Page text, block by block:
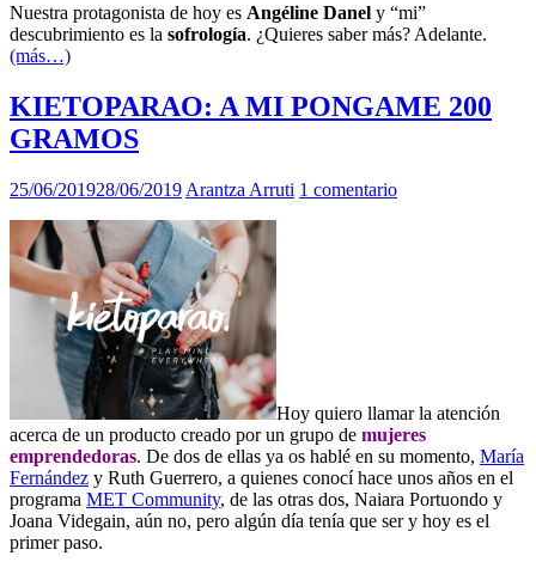
Nuestra protagonista de hoy es Angéline Danel y “mi”
descubrimiento es la sofrología. ¿Quieres saber más? Adelante.
(más…)
KIETOPARAO: A MI PONGAME 200
GRAMOS
25/06/201928/06/2019 Arantza Arruti 1 comentario
Hoy quiero llamar la atención
acerca de un producto creado por un grupo de mujeres
emprendedoras. De dos de ellas ya os hablé en su momento, María
Fernández y Ruth Guerrero, a quienes conocí hace unos años en el
programa MET Community, de las otras dos, Naiara Portuondo y
Joana Videgain, aún no, pero algún día tenía que ser y hoy es el
primer paso.